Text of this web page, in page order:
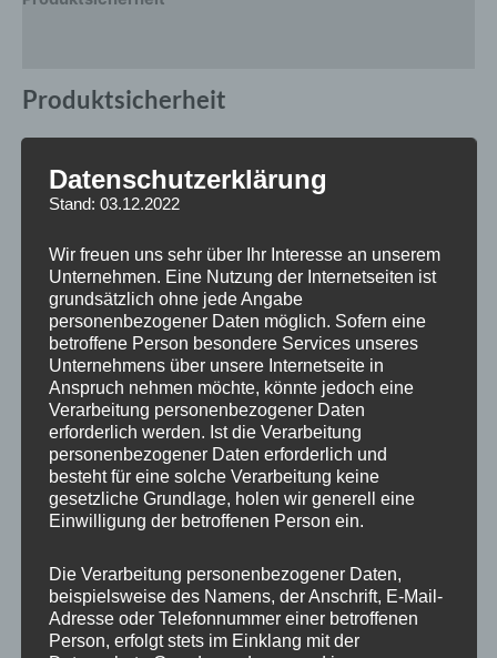
Produktsicherheit
Herstellerinformationen
WT SP. Z O.O.
85-658 Bydgoszcz
info@jr-wheels.com
Sicherheitshinweise
Anwendung:Nur auf dafür vorgesehenen
Oberflächen verwenden, Produktbeschreibung
beachten.
Vorbereitung:Oberfläche vor der Anwendung
reinigen und von Schmutz, Fett oder Feuchtigkeit
Schutzmaßnahmen:
Haut- und Augenkontakt vermeiden, geeignete
Schutzausrüstung tragen.
Datenschutzerklärung
Stand: 03.12.2022
Wir freuen uns sehr über Ihr Interesse an unserem
Unternehmen. Eine Nutzung der Internetseiten ist
grundsätzlich ohne jede Angabe
personenbezogener Daten möglich. Sofern eine
betroffene Person besondere Services unseres
Unternehmens über unsere Internetseite in
Anspruch nehmen möchte, könnte jedoch eine
Verarbeitung personenbezogener Daten
erforderlich werden. Ist die Verarbeitung
personenbezogener Daten erforderlich und
besteht für eine solche Verarbeitung keine
gesetzliche Grundlage, holen wir generell eine
Einwilligung der betroffenen Person ein.
Die Verarbeitung personenbezogener Daten,
beispielsweise des Namens, der Anschrift, E-Mail-
Adresse oder Telefonnummer einer betroffenen
Person, erfolgt stets im Einklang mit der